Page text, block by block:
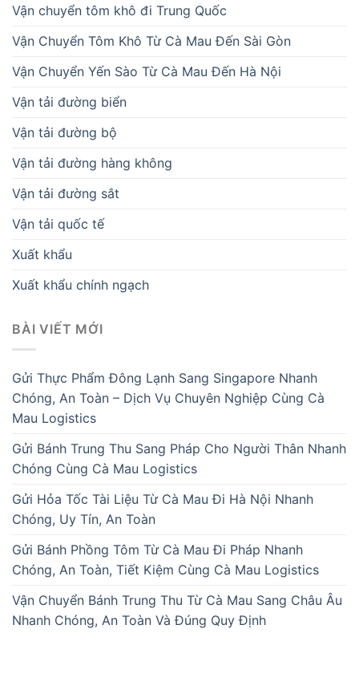
Vận chuyển tôm khô đi Trung Quốc
Vận Chuyển Tôm Khô Từ Cà Mau Đến Sài Gòn
Vận Chuyển Yến Sào Từ Cà Mau Đến Hà Nội
Vận tải đường biển
Vận tải đường bộ
Vận tải đường hàng không
Vận tải đường sắt
Vận tải quốc tế
Xuất khẩu
Xuất khẩu chính ngạch
BÀI VIẾT MỚI
Gửi Thực Phẩm Đông Lạnh Sang Singapore Nhanh
Chóng, An Toàn – Dịch Vụ Chuyên Nghiệp Cùng Cà
Mau Logistics
Gửi Bánh Trung Thu Sang Pháp Cho Người Thân Nhanh
Chóng Cùng Cà Mau Logistics
Gửi Hỏa Tốc Tài Liệu Từ Cà Mau Đi Hà Nội Nhanh
Chóng, Uy Tín, An Toàn
Gửi Bánh Phồng Tôm Từ Cà Mau Đi Pháp Nhanh
Chóng, An Toàn, Tiết Kiệm Cùng Cà Mau Logistics
Vận Chuyển Bánh Trung Thu Từ Cà Mau Sang Châu Âu
Nhanh Chóng, An Toàn Và Đúng Quy Định